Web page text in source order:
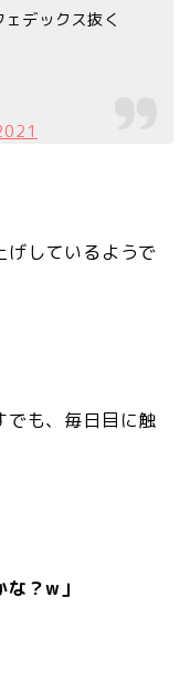
デックス抜く
げしているようで
でも、毎日目に触
？w」